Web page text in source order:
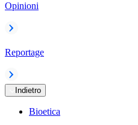
Opinioni
Reportage
Indietro
Bioetica